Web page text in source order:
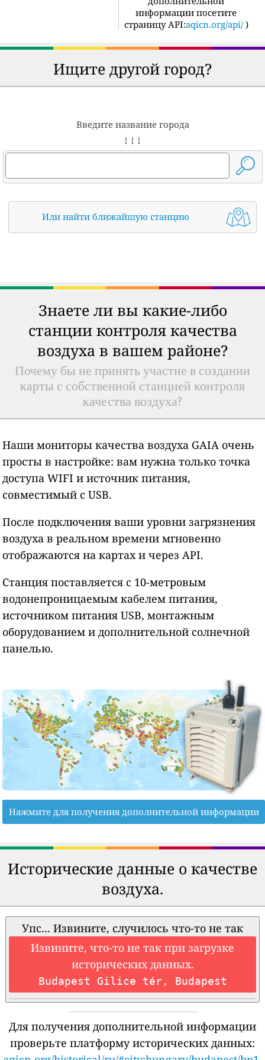
информации посетите
страницу API:aqicn.org/api/ )
Ищите другой город?
Введите название города
↓ ↓ ↓
Или найти ближайшую станцию
Знаете ли вы какие-либо
станции контроля качества
воздуха в вашем районе?
Почему бы не принять участие в создании
карты с собственной станцией контроля
качества воздуха?
Наши мониторы качества воздуха GAIA очень
просты в настройке: вам нужна только точка
доступа WIFI и источник питания,
совместимый с USB.
После подключения ваши уровни загрязнения
воздуха в реальном времени мгновенно
отображаются на картах и через API.
Станция поставляется с 10-метровым
водонепроницаемым кабелем питания,
источником питания USB, монтажным
оборудованием и дополнительной солнечной
панелью.
Нажмите для получения дополнительной информации
Исторические данные о качестве
воздуха.
Упс... Извините, случилось что-то не так
Извините, что-то не так при загрузке
исторических данных.
Budapest Gilice tér, Budapest
Для получения дополнительной информации
проверьте платформу исторических данных: